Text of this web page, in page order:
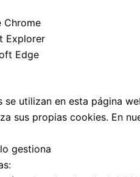
Chrome
Explorer
Edge
se utilizan en esta página
sus propias cookies. En
gestiona